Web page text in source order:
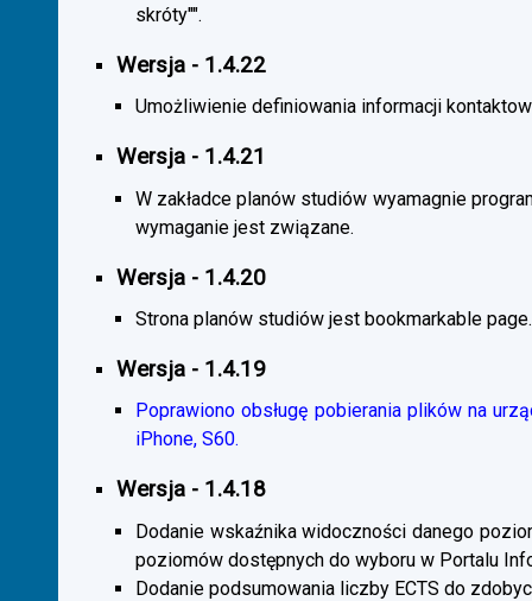
skróty"".
Wersja - 1.4.22
Umożliwienie definiowania informacji
Wersja - 1.4.21
W zakładce planów studiów wyamagnie
wymaganie jest związane.
Wersja - 1.4.20
Strona planów studiów jest bookmarkable page.
Wersja - 1.4.19
Poprawiono obsługę pobierania plików na
iPhone, S60.
Wersja - 1.4.18
Dodanie wskaźnika widoczności danego
poziomów dostępnych do wyboru w Portalu
Dodanie podsumowania liczby ECTS do